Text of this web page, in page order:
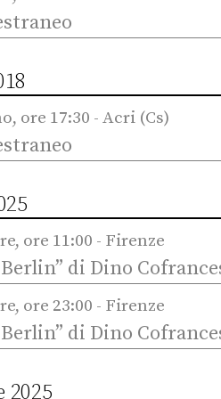
ore 17:30 - Acri (Cs)
ore 11:00 - Firenze
di Dino
ore 23:00 - Firenze
di Dino
2025